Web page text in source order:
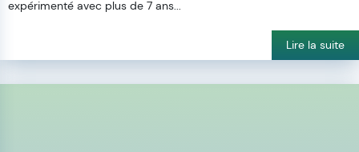
expérimenté avec plus de 7 ans...
Lire la suite